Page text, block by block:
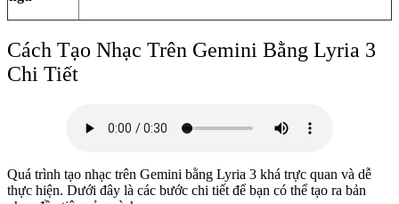
Cách Tạo Nhạc Trên Gemini Bằng Lyria 3
Chi Tiết
Quá trình tạo nhạc trên Gemini bằng Lyria 3 khá trực quan và dễ
thực hiện. Dưới đây là các bước chi tiết để bạn có thể tạo ra bản